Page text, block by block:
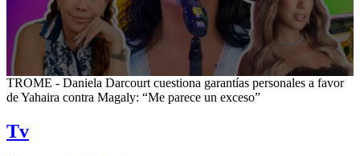
0
seconds
seconds
TROME - Daniela Darcourt cuestiona garantías personales a favor
de Yahaira contra Magaly: “Me parece un exceso”
Tv